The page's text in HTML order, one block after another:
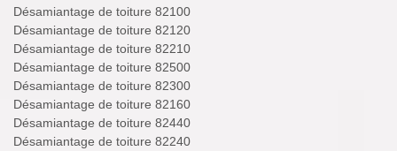
Désamiantage de toiture 82100
Désamiantage de toiture 82120
Désamiantage de toiture 82210
Désamiantage de toiture 82500
Désamiantage de toiture 82300
Désamiantage de toiture 82160
Désamiantage de toiture 82440
Désamiantage de toiture 82240